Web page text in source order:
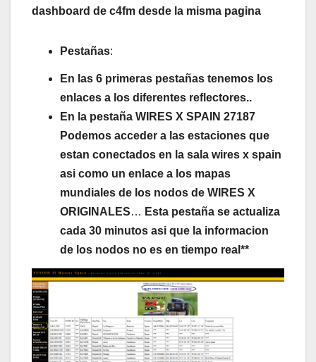
dashboard de c4fm desde la misma pagina
Pestañas:
En las 6 primeras pestañas tenemos los
enlaces a los diferentes reflectores..
En la pestaña WIRES X SPAIN 27187
Podemos acceder a las estaciones que
estan conectados en la sala wires x spain
asi como un enlace a los mapas
mundiales de los nodos de WIRES X
ORIGINALES… Esta pestaña se actualiza
cada 30 minutos asi que la informacion
de los nodos no es en tiempo real**